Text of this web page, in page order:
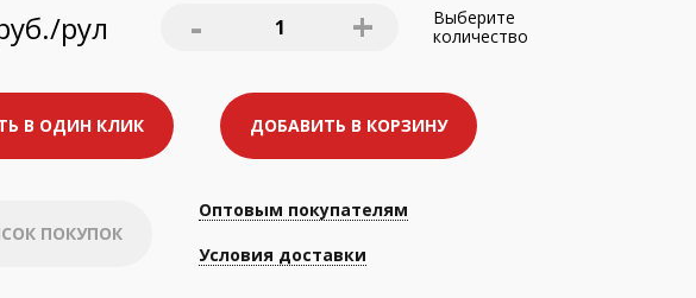
рул - 1 +
Выберите
количество
В ОДИН КЛИК ДОБАВИТЬ В КОРЗИНУ
ПОКУПОК
Оптовым покупателям
Условия доставки